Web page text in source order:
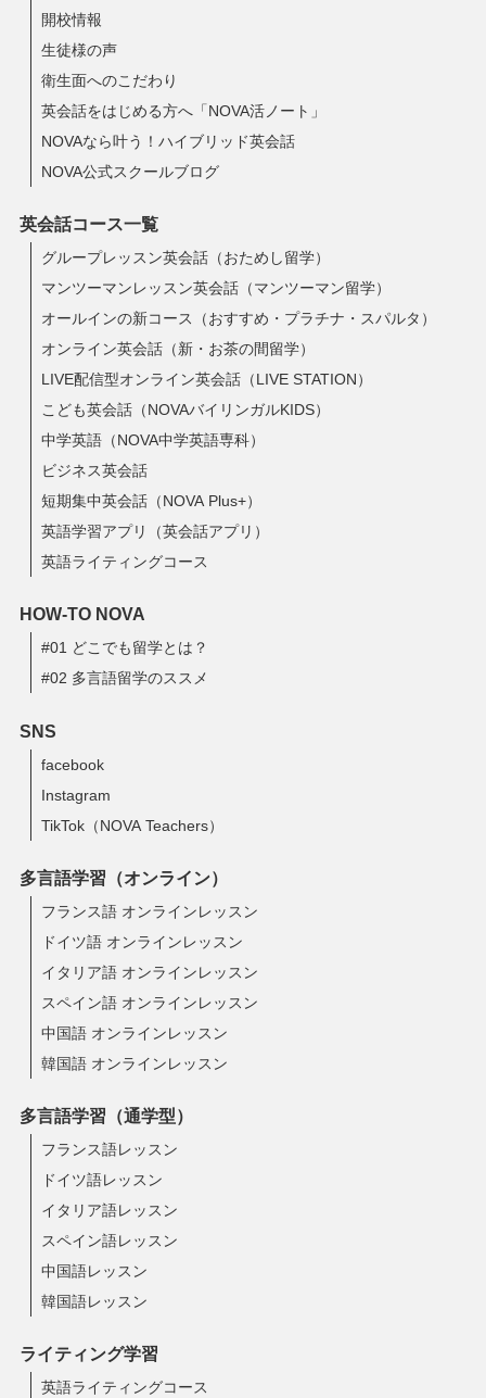
開校情報
生徒様の声
衛生面へのこだわり
英会話をはじめる方へ「NOVA活ノート」
NOVAなら叶う！ハイブリッド英会話
NOVA公式スクールブログ
英会話コース一覧
グループレッスン英会話（おためし留学）
マンツーマンレッスン英会話（マンツーマン留学）
オールインの新コース（おすすめ・プラチナ・スパルタ）
オンライン英会話（新・お茶の間留学）
LIVE配信型オンライン英会話（LIVE STATION）
こども英会話（NOVAバイリンガルKIDS）
中学英語（NOVA中学英語専科）
ビジネス英会話
短期集中英会話（NOVA Plus+）
英語学習アプリ（英会話アプリ）
英語ライティングコース
HOW-TO NOVA
#01 どこでも留学とは？
#02 多言語留学のススメ
SNS
facebook
Instagram
TikTok（NOVA Teachers）
多言語学習（オンライン）
フランス語 オンラインレッスン
ドイツ語 オンラインレッスン
イタリア語 オンラインレッスン
スペイン語 オンラインレッスン
中国語 オンラインレッスン
韓国語 オンラインレッスン
多言語学習（通学型）
フランス語レッスン
ドイツ語レッスン
イタリア語レッスン
スペイン語レッスン
中国語レッスン
韓国語レッスン
ライティング学習
英語ライティングコース